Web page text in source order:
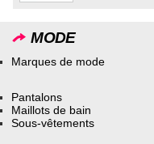
MODE
Marques de mode
Pantalons
Maillots de bain
Sous-vêtements